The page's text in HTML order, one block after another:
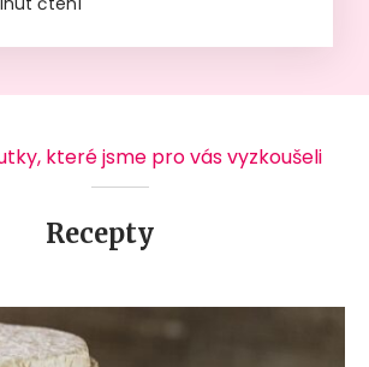
které jsme pro vás vyzkoušeli
Recepty